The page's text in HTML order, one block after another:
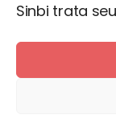
Sinbi trata